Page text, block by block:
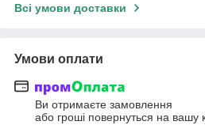
Всі умови доставки
Умови оплати
Ви отримаєте замовлення
або гроші повернуться на вашу